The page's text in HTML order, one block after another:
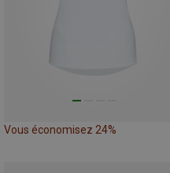
Vous économisez 24%